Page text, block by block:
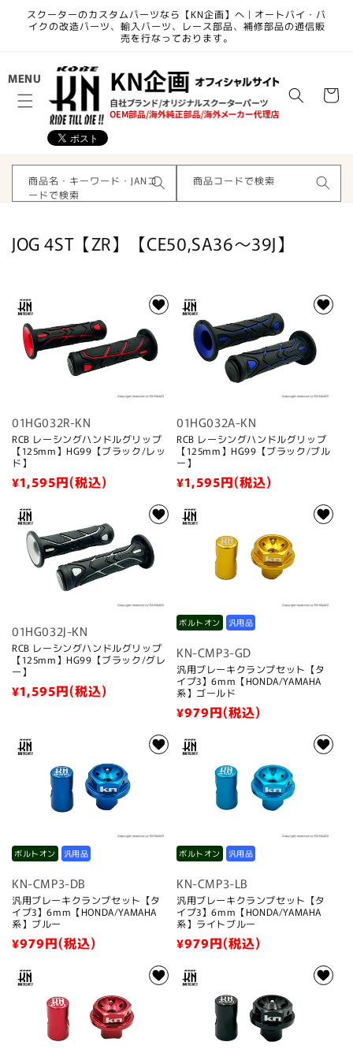
ンツに
進む
スクーターのカスタムパーツなら【KN企画】へ | オートバイ・バ
イクの改造パーツ、輸入パーツ、レース部品、補修部品の通信販
売を行なっております。
MENU
ー
商品名・キーワード・JANコ
ードで検索
商品コードで検索
コ
シ
ョ
ン
JOG 4ST【ZR】【CE50,SA36～39J】
01HG032R-KN
RCB レーシングハンドルグリップ
【125mm】HG99【ブラック/レッ
ド】
通
価
¥1,595円(税込)
01HG032A-KN
RCB レーシングハンドルグリップ
【125mm】HG99【ブラック/ブル
ー】
通
価
¥1,595円(税込)
01HG032J-KN
RCB レーシングハンドルグリップ
【125mm】HG99【ブラック/グレ
ー】
通
格
¥1,595円(税込)
ボルトオン 汎用品
KN-CMP3-GD
汎用ブレーキクランプセット【タ
イプ3】6mm【HONDA/YAMAHA
系】ゴールド
通
価
¥979円(税込)
ボルトオン 汎用品
KN-CMP3-DB
汎用ブレーキクランプセット【タ
イプ3】6mm【HONDA/YAMAHA
系】ブルー
通
価
¥979円(税込)
ボルトオン 汎用品
KN-CMP3-LB
汎用ブレーキクランプセット【タ
イプ3】6mm【HONDA/YAMAHA
系】ライトブルー
通
価
¥979円(税込)